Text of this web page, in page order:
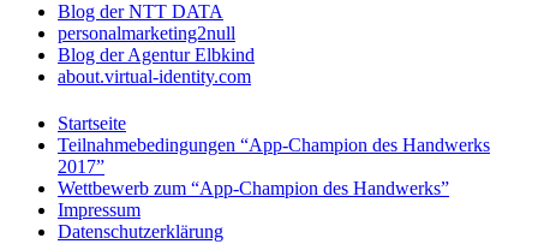
Blog der NTT DATA
personalmarketing2null
Blog der Agentur Elbkind
about.virtual-identity.com
Startseite
Teilnahmebedingungen “App-Champion des Handwerks
2017”
Wettbewerb zum “App-Champion des Handwerks”
Impressum
Datenschutzerklärung